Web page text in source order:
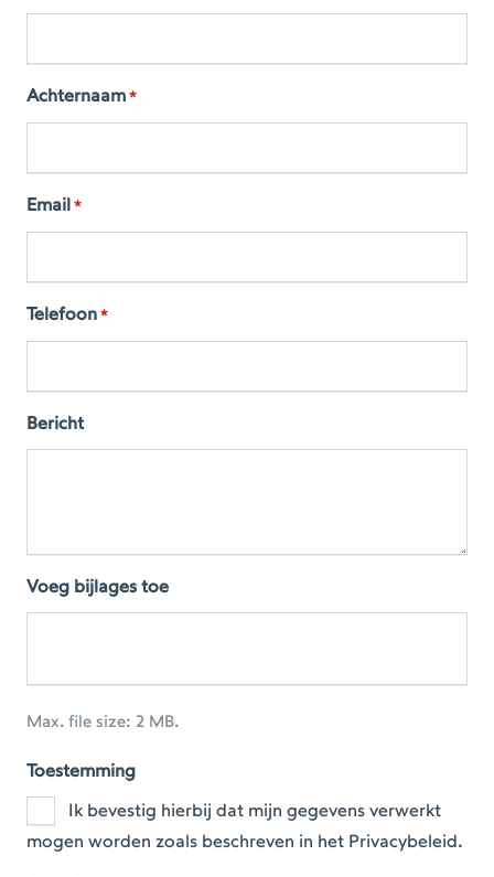
Achternaam *
Email *
Telefoon *
Bericht
Voeg bijlages toe
Max. file size: 2 MB.
Toestemming
Ik bevestig hierbij dat mijn gegevens verwerkt
mogen worden zoals beschreven in het Privacybeleid.